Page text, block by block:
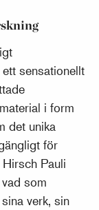
sensationellt
i form
det unika
för
Pauli
som
verk, sin